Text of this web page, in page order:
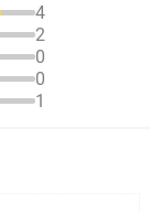
4
2
0
0
1